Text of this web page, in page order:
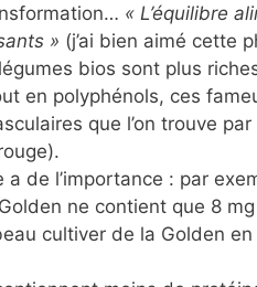
« L’équilibre
» (j’ai bien aimé cette
bios sont plus
en polyphénols, ces
que l’on trouve
a de l’importance : par
ne contient que 8
cultiver de la Golden